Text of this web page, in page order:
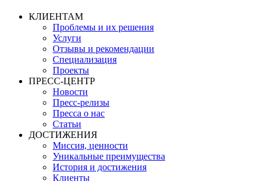
КЛИЕНТАМ
Проблемы и их решения
Услуги
Отзывы и рекомендации
Специализация
Проекты
ПРЕСС-ЦЕНТР
Новости
Пресс-релизы
Пресса о нас
Статьи
ДОСТИЖЕНИЯ
Миссия, ценности
Уникальные преимущества
История и достижения
Клиенты